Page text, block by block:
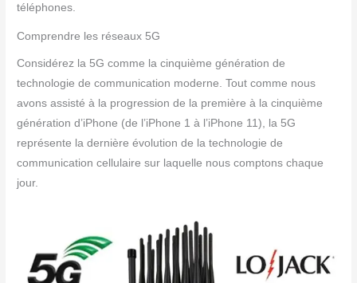
téléphones.
Comprendre les réseaux 5G
Considérez la 5G comme la cinquième génération de
technologie de communication moderne. Tout comme nous
avons assisté à la progression de la première à la cinquième
génération d’iPhone (de l’iPhone 1 à l’iPhone 11), la 5G
représente la dernière évolution de la technologie de
communication cellulaire sur laquelle nous comptons chaque
jour.